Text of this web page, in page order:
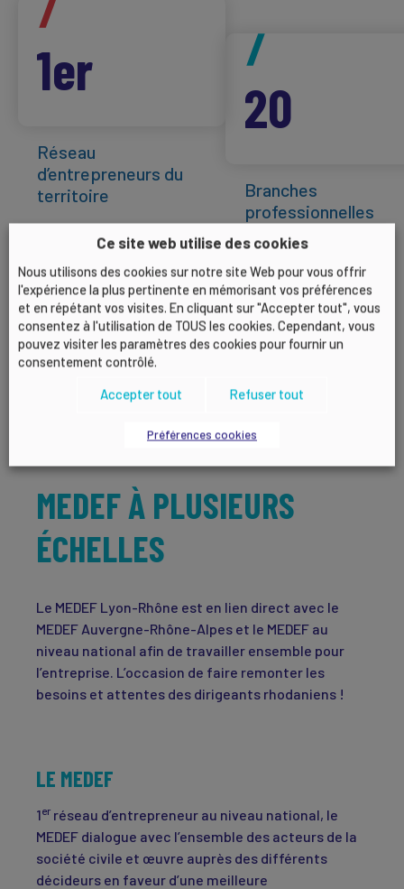
1er
Réseau
d’entrepreneurs du
territoire
20
Branches
professionnelles
MEDEF À PLUSIEURS
ÉCHELLES
Le MEDEF Lyon-Rhône est en lien direct avec le
MEDEF Auvergne-Rhône-Alpes et le MEDEF au
niveau national afin de travailler ensemble pour
l’entreprise. L’occasion de faire remonter les
besoins et attentes des dirigeants rhodaniens !
LE MEDEF
1er réseau d’entrepreneur au niveau national, le
MEDEF dialogue avec l’ensemble des acteurs de la
société civile et œuvre auprès des différents
décideurs en faveur d’une meilleure
Ce site web utilise des cookies
Nous utilisons des cookies sur notre site Web pour vous offrir
l'expérience la plus pertinente en mémorisant vos préférences
et en répétant vos visites. En cliquant sur "Accepter tout", vous
consentez à l'utilisation de TOUS les cookies. Cependant, vous
pouvez visiter les paramètres des cookies pour fournir un
consentement contrôlé.
Accepter tout Refuser tout
Préférences cookies